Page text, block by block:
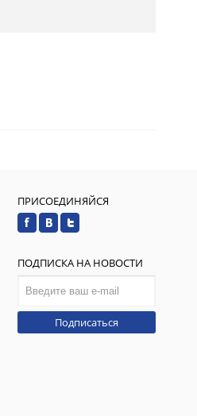
ПРИСОЕДИНЯЙСЯ
ПОДПИСКА НА НОВОСТИ
Подписаться